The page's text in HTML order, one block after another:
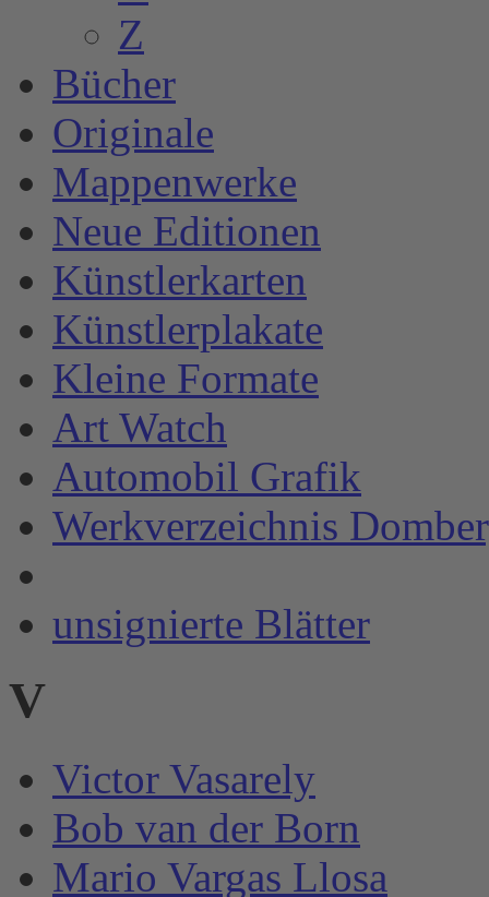
Z
Bücher
Originale
Mappenwerke
Neue Editionen
Künstlerkarten
Künstlerplakate
Kleine Formate
Art Watch
Automobil Grafik
Werkverzeichnis
unsignierte Blätter
V
Victor Vasarely
Bob van der Born
Mario Vargas Llosa